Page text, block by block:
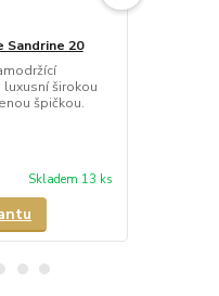
Sandrine 20
luxusní širokou
špičkou.
Skladem 13 ks